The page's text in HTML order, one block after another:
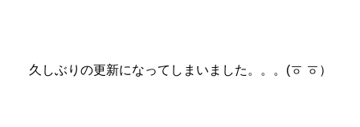
久しぶりの更新になってしまいました。。。(ㆆ ㆆ）